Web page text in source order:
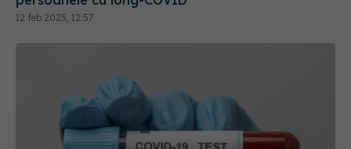
12 feb 2025, 12:57